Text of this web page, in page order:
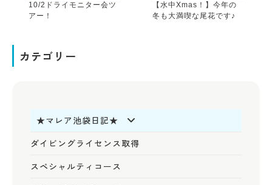
10/2ドライモニター会ツ
アー！
【水中Xmas！】今年の
冬も大満喫な尾花です♪
カテゴリー
★マレア池袋日記★
ダイビングライセンス取得
スペシャルティコース